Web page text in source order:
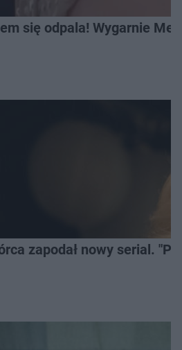
się odpala! Wygarnie
zapodał nowy serial.